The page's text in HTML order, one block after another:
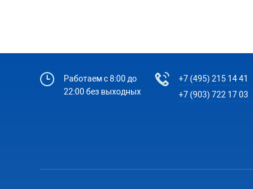
Работаем с 8:00 до
22:00 без выходных
+7 (495) 215 14 41
+7 (903) 722 17 03